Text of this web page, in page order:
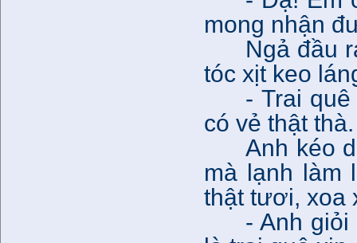
mong nhận
Ngả đầu
tóc xịt keo
- Trai
có vẻ thật
Anh kéo
mà lạnh làm
thật tươi, xoa
- Anh